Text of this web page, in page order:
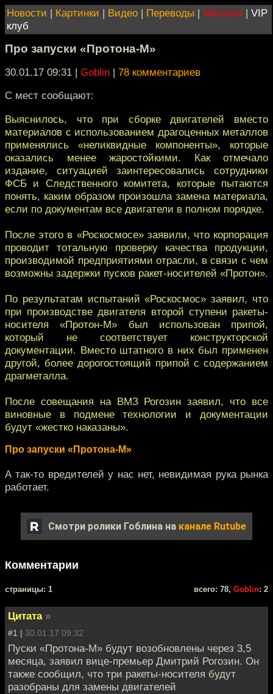
Новости | Картинки | Видео | Переводы | Магазин | VIP
клуб
Про запуски «Протона-М»
30.01.17 09:31 | Goblin | 78 комментариев
С мест сообщают:
Выяснилось, что при сборке двигателей вместо
материалов с использованием драгоценных металлов
применялись «неликвидные компоненты», которые
оказались менее жаростойкими. Как отмечало
издание, ситуацией заинтересовались сотрудники
ФСБ и Следственного комитета, которые пытаются
понять, каким образом произошла замена материала,
если по документам все двигатели в полном порядке.
После этого в «Роскосмосе» заявили, что корпорация
проводит тотальную проверку качества продукции,
производимой предприятиями отрасли, в связи с чем
возможны задержки пусков ракет-носителей «Протон».
По результатам испытаний «Роскосмос» заявил, что
при производстве двигателя второй ступени ракеты-
носителя «Протон-М» был использован припой,
который не соответствует конструкторской
документации. Вместо штатного в них был применен
другой, более дорогостоящий припой с содержанием
драгметалла.
После совещания на ВМЗ Рогозин заявил, что все
виновные в подмене технологии и документации
будут «жестко наказаны».
Про запуски «Протона-М»
А так-то вредителей у нас нет, невидимая рука рынка
работает.
Смотри ролики Гоблина на канале Rutube
Комментарии
cтраницы: 1 всего: 78, Goblin: 2
Цитата »
#1 | 30.01.17 09:32
Пуски «Протона-М» будут возобновлены через 3,5
месяца, заявил вице-премьер Дмитрий Рогозин. Он
также сообщил, что три ракеты-носителя будут
разобраны для замены двигателей